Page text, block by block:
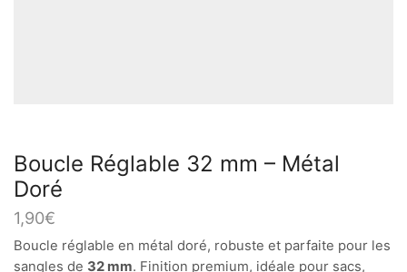
Boucle Réglable 32 mm – Métal
Doré
1,90€
Boucle réglable en métal doré, robuste et parfaite pour les
sangles de 32 mm. Finition premium, idéale pour sacs,